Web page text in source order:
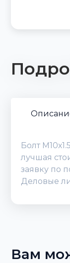
Болт
лучшая
заявку по
Деловые
Вам